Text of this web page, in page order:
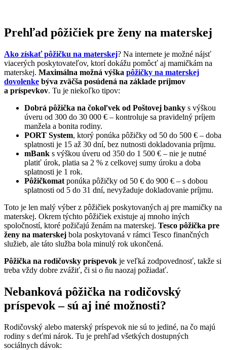
Prehľad pôžičiek pre ženy na materskej
Ako získať pôžičku na materskej? Na internete je možné nájsť
viacerých poskytovateľov, ktorí dokážu pomôcť aj mamičkám na
materskej. Maximálna možná výška pôžičky na materskej
dovolenke býva zväčša posúdená na základe príjmov
a príspevkov. Tu je niekoľko tipov:
Dobrá pôžička na čokoľvek od Poštovej banky s výškou
úveru od 300 do 30 000 € – kontroluje sa pravidelný príjem
manžela a bonita rodiny.
PORT System, ktorý ponúka pôžičky od 50 do 500 € – doba
splatnosti je 15 až 30 dní, bez nutnosti dokladovania príjmu.
mBank s výškou úveru od 350 do 1 500 € – nie je nutné
platiť úrok, platia sa 2 % z celkovej sumy úroku a doba
splatnosti je 1 rok.
Pôžičkomat ponúka pôžičky od 50 € do 900 € – s dobou
splatnosti od 5 do 31 dní, nevyžaduje dokladovanie príjmu.
Toto je len malý výber z pôžičiek poskytovaných aj pre mamičky na
materskej. Okrem týchto pôžičiek existuje aj mnoho iných
spoločností, ktoré požičajú ženám na materskej. Tesco pôžička pre
ženy na materskej bola poskytovaná v rámci Tesco finančných
služieb, ale táto služba bola minulý rok ukončená.
Pôžička na rodičovsky príspevok je veľká zodpovednosť, takže si
treba vždy dobre zvážiť, či si o ňu naozaj požiadať.
Nebanková pôžička na rodičovský
príspevok – sú aj iné možnosti?
Rodičovský alebo materský príspevok nie sú to jediné, na čo majú
rodiny s deťmi nárok. Tu je prehľad všetkých dostupných
sociálnych dávok: